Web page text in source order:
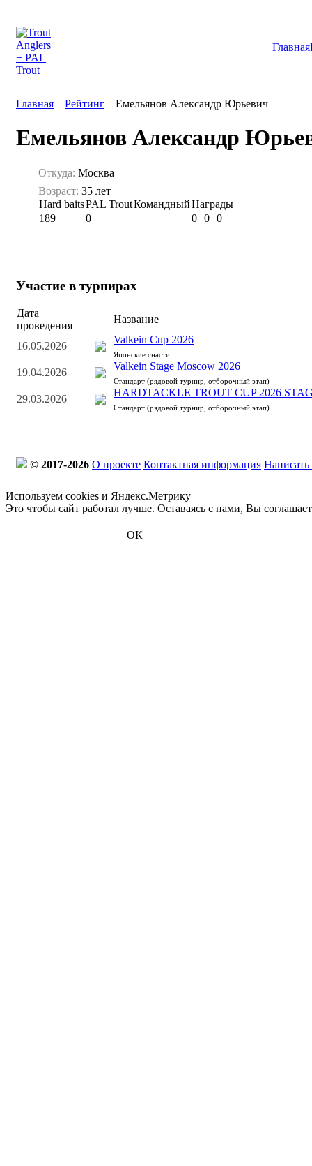
Главная
Главная—Рейтинг—Емельянов Александр Юрьевич
Емельянов Александр
Откуда: Москва
Возраст: 35 лет
Hard baitsPAL TroutКомандныйНаграды
189
0 0 0 0
Участие в турнирах
Дата
проведения
Название
16.05.2026
Valkein Cup 2026
Японские снасти
19.04.2026
Valkein Stage Moscow 2026
Стандарт (рядовой турнир, отборочный этап)
29.03.2026
HARDTACKLE TROUT CUP 2026
Стандарт (рядовой турнир, отборочный этап)
© 2017-2026 О проекте Контактная информация
Используем cookies и Яндекс.Метрику
Это чтобы сайт работал лучше. Оставаясь с нами, Вы
ОК